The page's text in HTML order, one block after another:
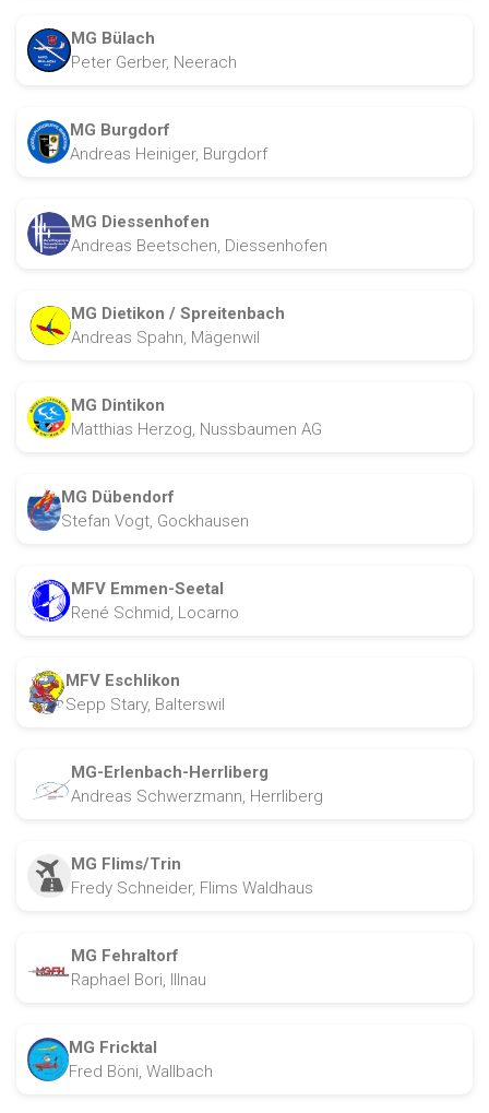
MG Bülach
Peter Gerber, Neerach
MG Burgdorf
Andreas Heiniger, Burgdorf
MG Diessenhofen
Andreas Beetschen, Diessenhofen
MG Dietikon / Spreitenbach
Andreas Spahn, Mägenwil
MG Dintikon
Matthias Herzog, Nussbaumen AG
MG Dübendorf
Stefan Vogt, Gockhausen
MFV Emmen-Seetal
René Schmid, Locarno
MFV Eschlikon
Sepp Stary, Balterswil
MG-Erlenbach-Herrliberg
Andreas Schwerzmann, Herrliberg
MG Flims/Trin
Fredy Schneider, Flims Waldhaus
MG Fehraltorf
Raphael Bori, Illnau
MG Fricktal
Fred Böni, Wallbach